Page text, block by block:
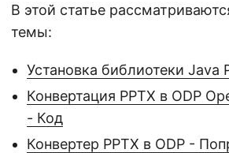
В этой статье
темы:
Установка библиотеки Java
Конвертация PPTX в ODP
- Код
Конвертер PPTX в ODP -